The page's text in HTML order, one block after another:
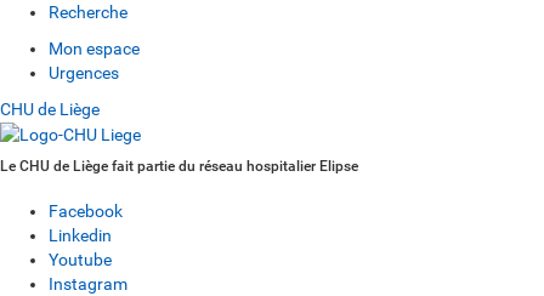
Recherche
Mon espace
Urgences
CHU de Liège
Le CHU de Liège fait partie du réseau hospitalier Elipse
Facebook
Linkedin
Youtube
Instagram